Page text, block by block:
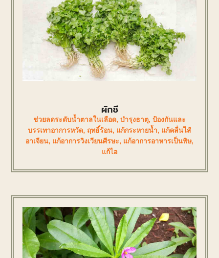
ผักชี
ช่วยลดระดับน้ำตาลในเลือด, บำรุงธาตุ, ป้องกันและ
บรรเทาอาการหวัด, ฤทธิ์ร้อน, แก้กระหายน้ำ, แก้คลื่นไส้
อาเจียน, แก้อาการวิงเวียนศีรษะ, แก้อาการอาหารเป็นพิษ,
แก้ไอ